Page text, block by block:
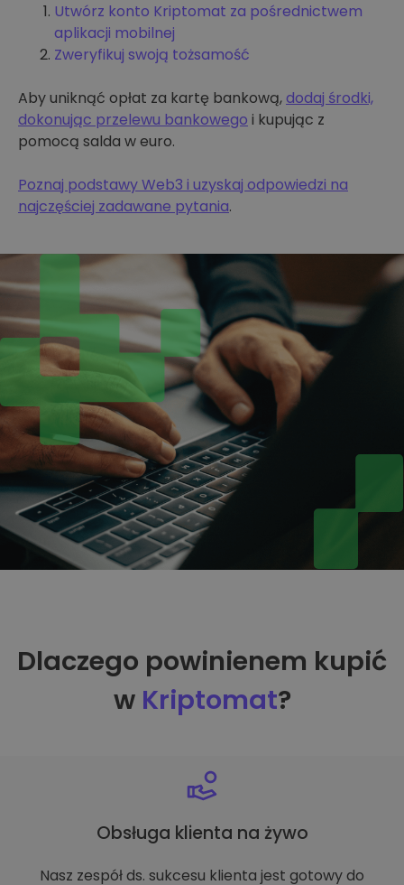
Utwórz konto Kriptomat za pośrednictwem
aplikacji mobilnej
Zweryfikuj swoją tożsamość
Aby uniknąć opłat za kartę bankową,dodaj środki,
dokonując przelewu bankowego i kupując z
pomocą salda w euro.
Poznaj podstawy Web3 i uzyskaj odpowiedzi na
najczęściej zadawane pytania.
Dlaczego powinienem kupić
w Kriptomat?
Obsługa klienta na żywo
Nasz zespół ds. sukcesu klienta jest gotowy do